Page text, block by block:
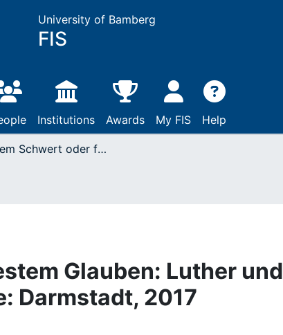
University of Bamberg
FIS
Institutions Awards My FIS Help
Mit dem Schwert oder festem Glauben: Luther und die Hexen / Markus Hirte: Darmstadt, 2017
Glauben: Luther und
Darmstadt, 2017